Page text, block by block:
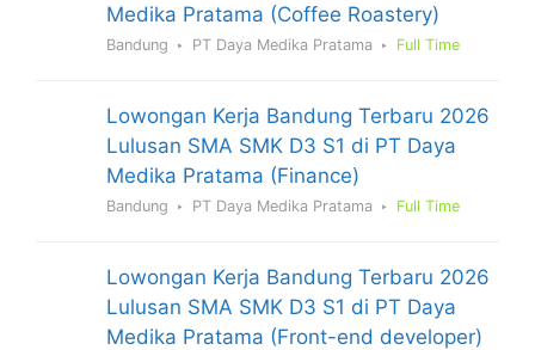
Medika Pratama (Coffee Roastery)
Bandung PT Daya Medika Pratama Full Time
Lowongan Kerja Bandung Terbaru 2026
Lulusan SMA SMK D3 S1 di PT Daya
Medika Pratama (Finance)
Bandung PT Daya Medika Pratama Full Time
Lowongan Kerja Bandung Terbaru 2026
Lulusan SMA SMK D3 S1 di PT Daya
Medika Pratama (Front-end developer)